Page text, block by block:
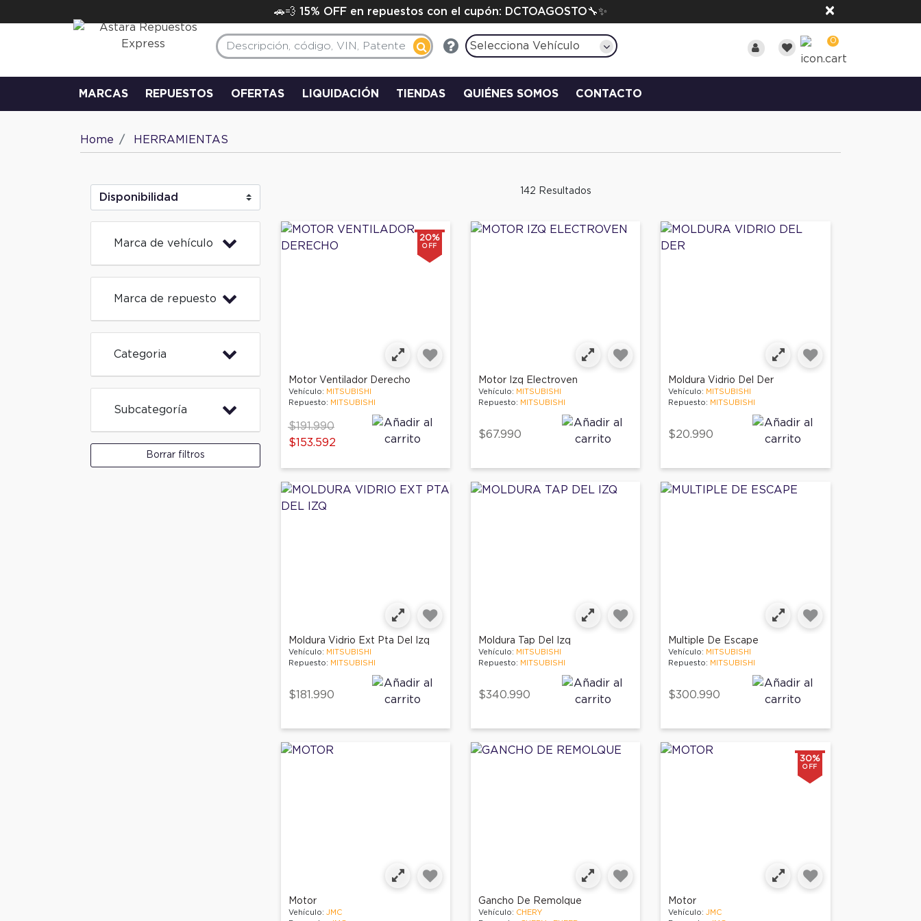
🚗💨 15% OFF en repuestos con el cupón: DCTOAGOSTO🔧✨ ×
Selecciona Vehículo 0
MARCAS REPUESTOS OFERTAS LIQUIDACIÓN TIENDAS QUIÉNES SOMOS CONTACTO
Home HERRAMIENTAS
142 Resultados
Marca de vehículo
Marca de repuesto
Categoria
Subcategoría
Borrar filtros
20%
OFF
Motor Ventilador Derecho
Vehículo: MITSUBISHI
Repuesto: MITSUBISHI
Price reduced from
$191.990to
$153.592
Motor Izq Electroven
Vehículo: MITSUBISHI
Repuesto: MITSUBISHI
$67.990
Moldura Vidrio Del Der
Vehículo: MITSUBISHI
Repuesto: MITSUBISHI
$20.990
Moldura Vidrio Ext Pta Del Izq
Vehículo: MITSUBISHI
Repuesto: MITSUBISHI
$181.990
Moldura Tap Del Izq
Vehículo: MITSUBISHI
Repuesto: MITSUBISHI
$340.990
Multiple De Escape
Vehículo: MITSUBISHI
Repuesto: MITSUBISHI
$300.990
Motor
Vehículo: JMC
Gancho De Remolque
Vehículo: CHERY
30%
OFF
Motor
Vehículo:JMC